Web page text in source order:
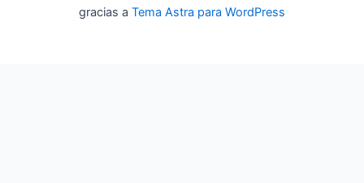
gracias a Tema Astra para WordPress